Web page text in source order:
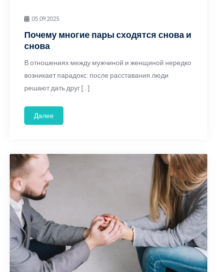
05.09.2025
Почему многие пары сходятся снова и
снова
В отношениях между мужчиной и женщиной нередко
возникает парадокс: после расставания люди
решают дать друг […]
Далее